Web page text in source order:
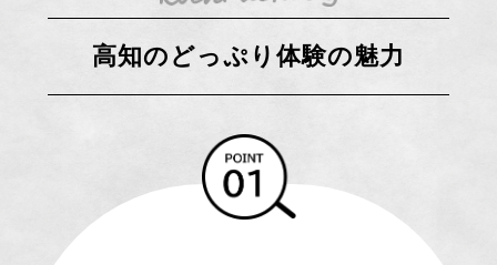
高知のどっぷり体験の魅力